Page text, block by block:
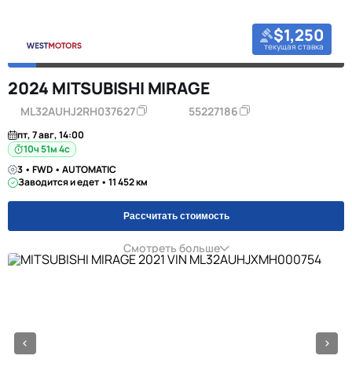
$1,250
текущая ставка
2024 MITSUBISHI MIRAGE
ML32AUHJ2RH037627 55227186
пт, 7 авг, 14:00
10ч 51м 3с
3 • FWD • AUTOMATIC
Заводится и едет • 11 452 км
Рассчитать стоимость
Смотреть больше